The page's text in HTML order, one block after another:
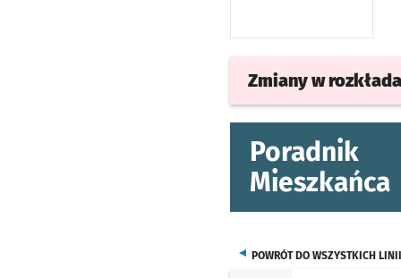
Zmiany w
Poradnik
Mieszkańca
POWRÓT DO WSZYSTKICH LINII